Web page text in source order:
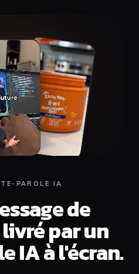
PAROLE IA
de
par un
IA à l'écran.